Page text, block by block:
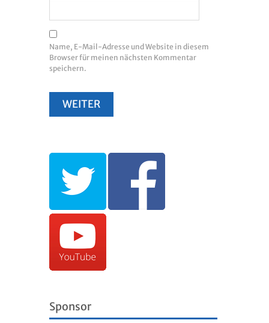
Name, E-Mail-Adresse und Website in diesem
Browser für meinen nächsten Kommentar
speichern.
Sponsor